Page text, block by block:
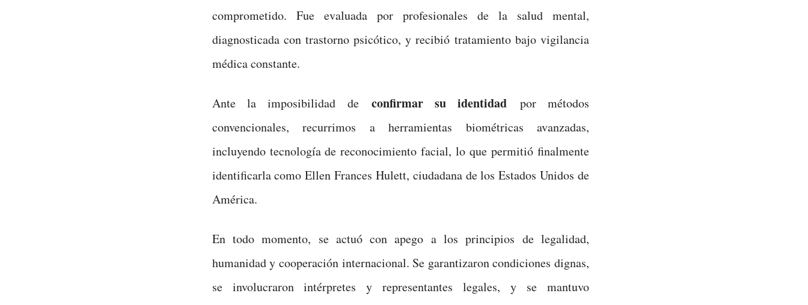
comprometido. Fue evaluada por profesionales de la salud mental,
diagnosticada con trastorno psicótico, y recibió tratamiento bajo vigilancia
médica constante.
Ante la imposibilidad deconfirmar su identidad por métodos
convencionales, recurrimos a herramientas biométricas avanzadas,
incluyendo tecnología de reconocimiento facial, lo que permitió finalmente
identificarla como Ellen Frances Hulett, ciudadana de los Estados Unidos de
América.
En todo momento, se actuó con apego a los principios de legalidad,
humanidad y cooperación internacional. Se garantizaron condiciones dignas,
se involucraron intérpretes y representantes legales, y se mantuvo